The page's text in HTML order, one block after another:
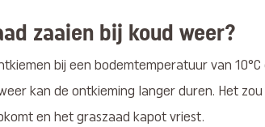
zaaien bij koud weer?
bij een bodemtemperatuur van 10°C
kan de ontkieming langer duren. Het
en het graszaad kapot vriest.